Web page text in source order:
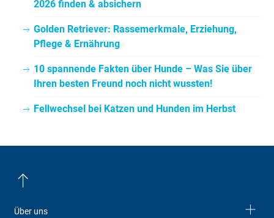
2026 finden & absichern
Golden Retriever: Rassemerkmale, Erziehung,
Pflege & Ernährung
10 spannende Fakten über Hunde – Was Sie über
Ihren besten Freund noch nicht wussten!
Fellwechsel bei Katzen und Hunden im Herbst
Über uns